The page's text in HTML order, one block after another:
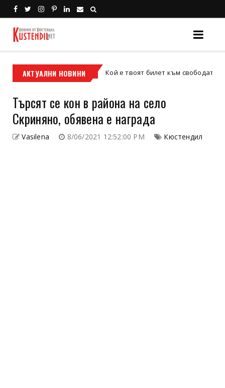
АКТУАЛНИ НОВИНИ
кросов мотор Кой е твоят билет към свободата –
Търсят се кон в района на село
Скриняно, обявена е награда
Vasilena 8/06/2021 12:52:00 PM Кюстендил